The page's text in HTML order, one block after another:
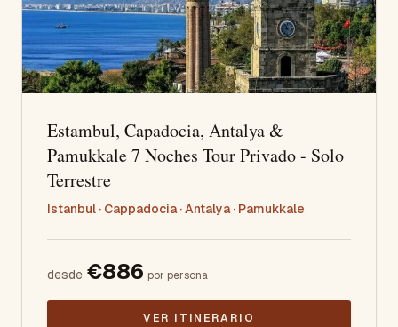
Estambul, Capadocia, Antalya &
Pamukkale 7 Noches Tour Privado - Solo
Terrestre
Istanbul · Cappadocia · Antalya · Pamukkale
desde €886 por persona
VER ITINERARIO